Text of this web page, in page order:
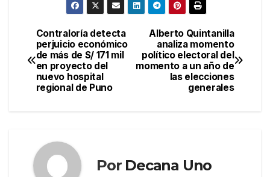
Navegación
de
entradas
Alberto Quintanilla
analiza momento
político electoral del
momento a un año de
las elecciones
generales
Contraloría detecta
perjuicio económico
de más de S/ 171 mil
en proyecto del
nuevo hospital
regional de Puno
Por Decana Uno